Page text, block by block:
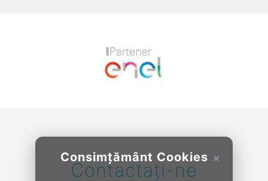
×
Consimțământ Cookies
Contactați-ne